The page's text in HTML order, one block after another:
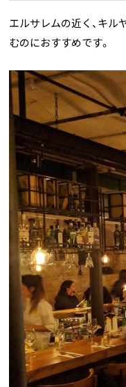
エルサレムの近く、キル
むのにおすすめです。